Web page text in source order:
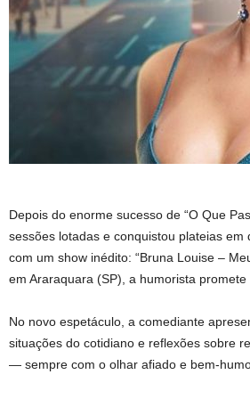
Depois do enorme sucesso de “O Que
sessões lotadas e conquistou plateias
com um show inédito: “Bruna Louise –
em Araraquara (SP), a humorista
No novo espetáculo, a comediante
situações do cotidiano e reflexões sobre
— sempre com o olhar afiado e bem-